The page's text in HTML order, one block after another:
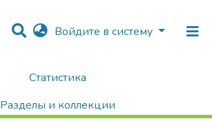
Войдите в систему
Статистика
Разделы и коллекции